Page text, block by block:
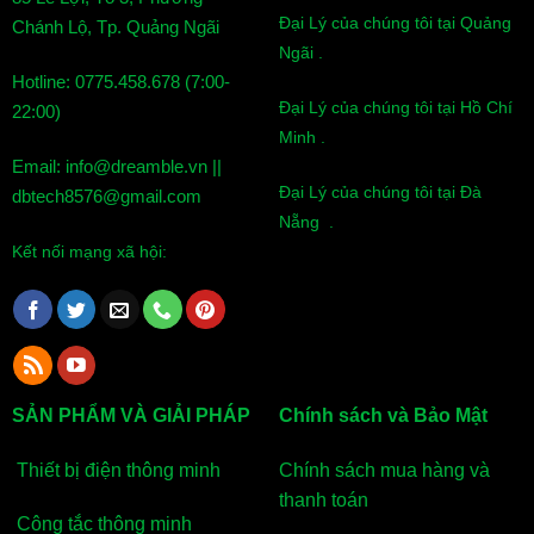
TADOLock
Chánh Lộ, Tp. Quảng Ngãi
Hotline: 0775.458.678 (7:00-
22:00)
Email: info@dreamble.vn ||
dbtech8576@gmail.com
Kết nối mạng xã hội:
Đại Lý của chúng tôi tại Quảng
Ngãi .
Đại Lý của chúng tôi tại Hồ Chí
Minh .
Đại Lý của chúng tôi tại Đà
Nẵng .
SẢN PHẨM VÀ GIẢI PHÁP
Thiết bị điện thông minh
Công tắc thông minh
Chính sách và Bảo Mật
Chính sách mua hàng và
thanh toán